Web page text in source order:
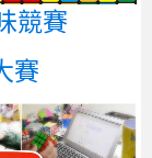
競賽
賽